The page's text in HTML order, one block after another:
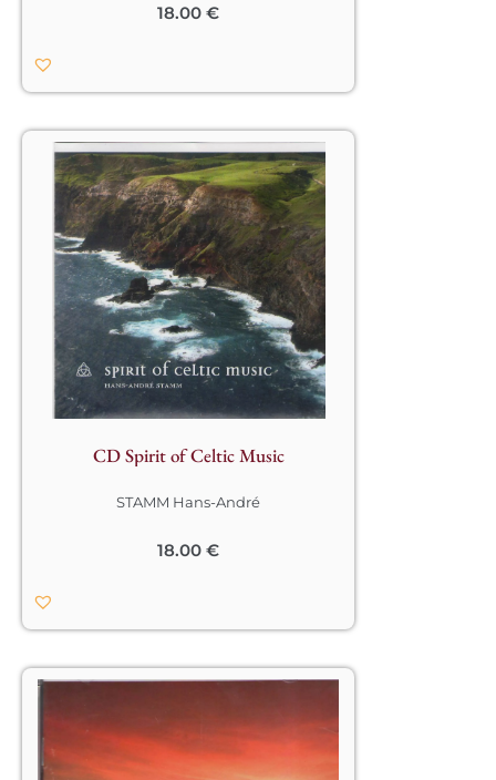
Les mélodies ont la caractéristique de
réconfort s’y rapportant.
18.00 €
									Des
ballades celtiques qui nous touchent
par leur simplicité, leur beauté et leur
mélodie évoquant une mystique
profonde. Les arrangements de
Stamm sont étonnamment modernes
et nous transportent avec aisance
dans ces mondes antiques !
CD Spirit of Celtic Music
STAMM Hans-André
18.00 €
Ballades irlandaises et musiques
écossaises admirablement